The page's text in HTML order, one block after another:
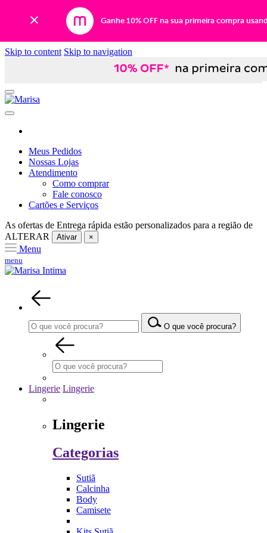
Ganhe 10% OFF na sua primeira compra
Skip to content Skip to navigation
Meus Pedidos
Nossas Lojas
Atendimento
Como comprar
Fale conosco
Cartões e Serviços
As ofertas de Entrega rápida estão personalizados para a região de
ALTERAR
Ativar ×
Menu
menu
O que você procura?
Lingerie Lingerie
Lingerie
Categorias
Sutiã
Calcinha
Body
Camisete